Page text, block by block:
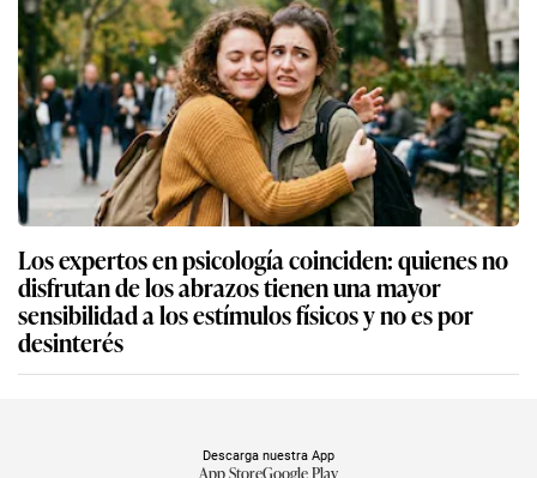
Los expertos en psicología coinciden: quienes no
disfrutan de los abrazos tienen una mayor
sensibilidad a los estímulos físicos y no es por
desinterés
Descarga nuestra App
App StoreGoogle Play